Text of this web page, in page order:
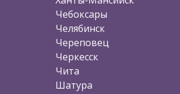
Чебоксары
Челябинск
Череповец
Черкесск
Чита
Шатура